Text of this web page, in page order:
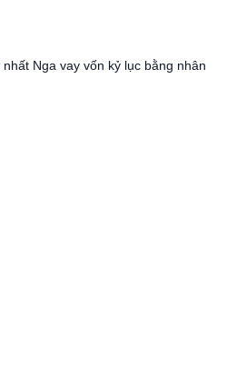
Nga vay vốn kỷ lục bằng nhân